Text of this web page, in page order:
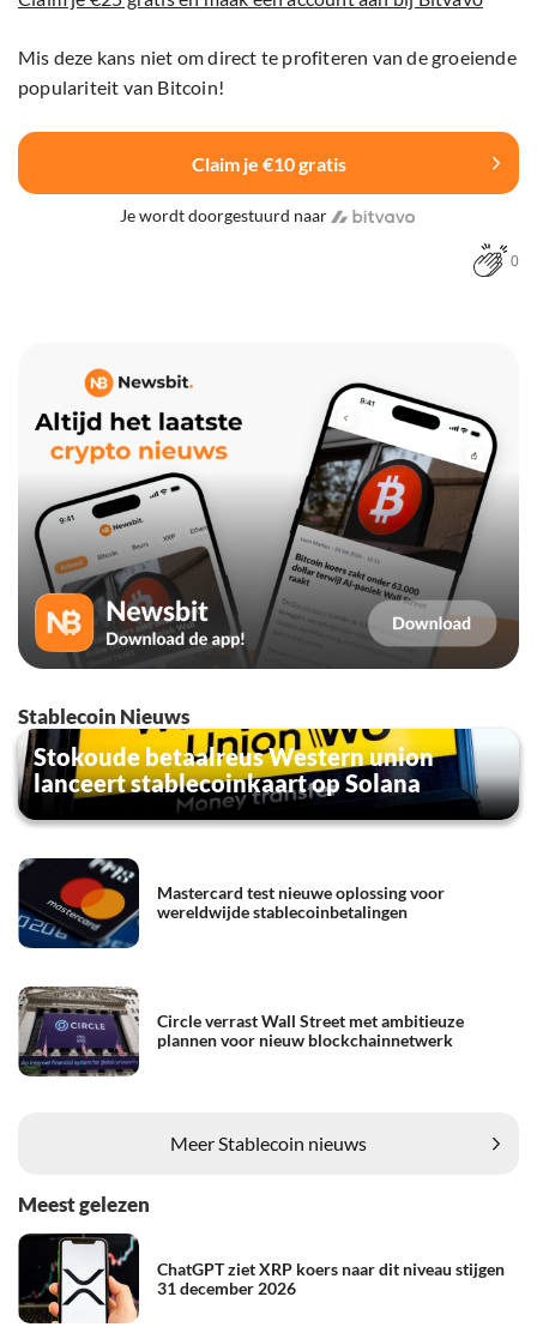
Mis deze kans niet om direct te profiteren van de groeiende
populariteit van Bitcoin!
Claim je €10 gratis
Je wordt doorgestuurd naar
0
Stablecoin Nieuws
Stokoude betaalreus Western union
lanceert stablecoinkaart op Solana
Mastercard test nieuwe oplossing voor
wereldwijde stablecoinbetalingen
Circle verrast Wall Street met ambitieuze
plannen voor nieuw blockchainnetwerk
Meer Stablecoin nieuws
Meest gelezen
ChatGPT ziet XRP koers naar dit niveau stijgen
31 december 2026